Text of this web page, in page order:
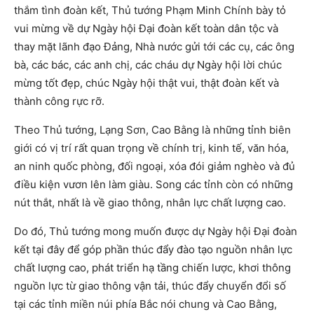
thắm tình đoàn kết, Thủ tướng Phạm Minh Chính bày tỏ
vui mừng về dự Ngày hội Đại đoàn kết toàn dân tộc và
thay mặt lãnh đạo Đảng, Nhà nước gửi tới các cụ, các ông
bà, các bác, các anh chị, các cháu dự Ngày hội lời chúc
mừng tốt đẹp, chúc Ngày hội thật vui, thật đoàn kết và
thành công rực rỡ.
Theo Thủ tướng, Lạng Sơn, Cao Bằng là những tỉnh biên
giới có vị trí rất quan trọng về chính trị, kinh tế, văn hóa,
an ninh quốc phòng, đối ngoại, xóa đói giảm nghèo và đủ
điều kiện vươn lên làm giàu. Song các tỉnh còn có những
nút thắt, nhất là về giao thông, nhân lực chất lượng cao.
Do đó, Thủ tướng mong muốn được dự Ngày hội Đại đoàn
kết tại đây để góp phần thúc đẩy đào tạo nguồn nhân lực
chất lượng cao, phát triển hạ tầng chiến lược, khơi thông
nguồn lực từ giao thông vận tải, thúc đẩy chuyển đổi số
tại các tỉnh miền núi phía Bắc nói chung và Cao Bằng,